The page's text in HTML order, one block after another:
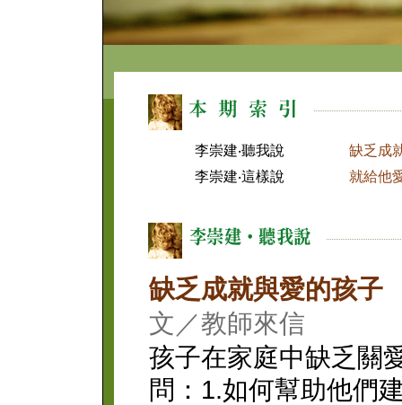
李崇建‧聽我說
缺乏成
李崇建‧這樣說
就給他
缺乏成就與愛的孩子
文／教師來信
孩子在家庭中缺乏關
問：1.如何幫助他們